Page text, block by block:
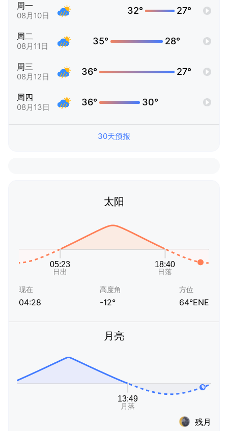
周一
08月10日 32° 27°
周二
08月11日 35° 28°
周三
08月12日 36° 27°
周四
08月13日 36° 30°
30天预报
太阳
现在
04:28
高度角
-12°
方位
64°ENE
月亮
残月